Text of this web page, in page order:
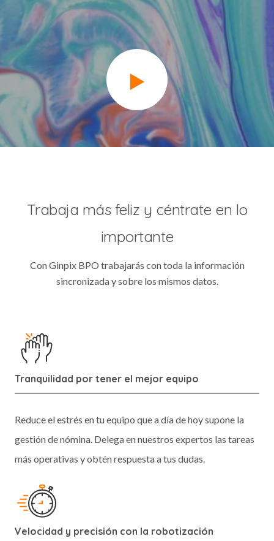
Trabaja más feliz y céntrate en lo
importante
Con Ginpix BPO trabajarás con toda la información
sincronizada y sobre los mismos datos.
Tranquilidad por tener el mejor equipo
Reduce el estrés en tu equipo que a día de hoy supone la
gestión de nómina. Delega en nuestros expertos las tareas
más operativas y obtén respuesta a tus dudas.
Velocidad y precisión con la robotización